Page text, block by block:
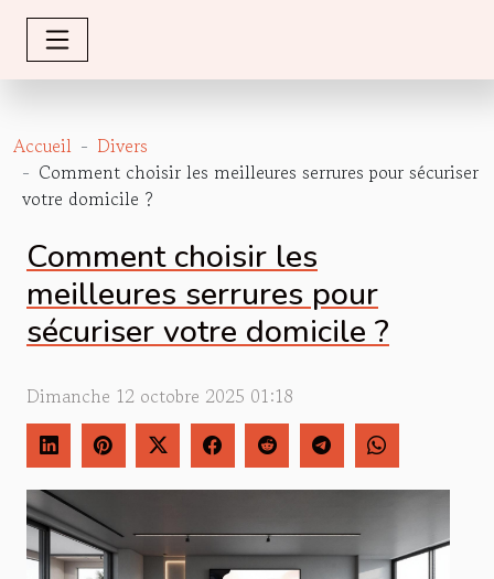
Accueil
Divers
Comment choisir les meilleures serrures pour sécuriser
votre domicile ?
Comment choisir les
meilleures serrures pour
sécuriser votre domicile ?
Dimanche 12 octobre 2025 01:18